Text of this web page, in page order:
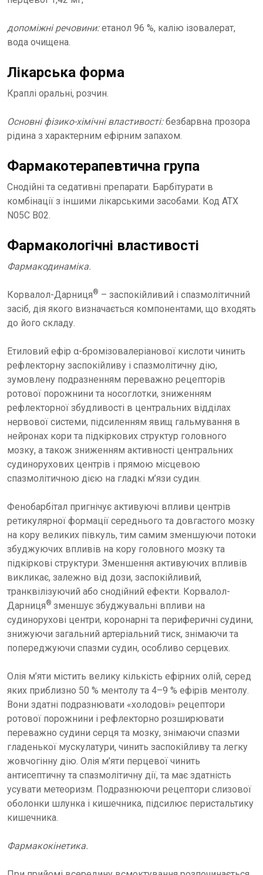
допоміжні речовини:етанол 96 %, калію ізовалерат,
вода очищена.
Лікарська форма
Краплі оральні, розчин.
Основні фізико-хімічні властивості:безбарвна прозора
рідина з характерним ефірним запахом.
Фармакотерапевтична група
Снодійні та седативні препарати. Барбітурати в
комбінації з іншими лікарськими засобами. Код АТХ
N05C В02.
Фармакологічні властивості
Фармакодинаміка.
Корвалол-Дарниця® – заспокійливий і спазмолітичний
засіб, дія якого визначається компонентами, що входять
до його складу.
Етиловий ефір α-бромізовалеріанової кислоти чинить
рефлекторну заспокійливу і спазмолітичну дію,
зумовлену подразненням переважно рецепторів
ротової порожнини та носоглотки, зниженням
рефлекторної збудливості в центральних відділах
нервової системи, підсиленням явищ гальмування в
нейронах кори та підкіркових структур головного
мозку, а також зниженням активності центральних
судинорухових центрів і прямою місцевою
спазмолітичною дією на гладкі м’язи судин.
Фенобарбітал пригнічує активуючі впливи центрів
ретикулярної формації середнього та довгастого мозку
на кору великих півкуль, тим самим зменшуючи потоки
збуджуючих впливів на кору головного мозку та
підкіркові структури. Зменшення активуючих впливів
викликає, залежно від дози, заспокійливий,
транквілізуючий або снодійний ефекти. Корвалол-
Дарниця® зменшує збуджувальні впливи на
судинорухові центри, коронарні та периферичні судини,
знижуючи загальний артеріальний тиск, знімаючи та
попереджуючи спазми судин, особливо серцевих.
Олія м’яти містить велику кількість ефірних олій, серед
яких приблизно 50 % ментолу та 4–9 % ефірів ментолу.
Вони здатні подразнювати «холодові» рецептори
ротової порожнини і рефлекторно розширювати
переважно судини серця та мозку, знімаючи спазми
гладенької мускулатури, чинить заспокійливу та легку
жовчогінну дію. Олія м’яти перцевої чинить
антисептичну та спазмолітичну дії, та має здатність
усувати метеоризм. Подразнюючи рецептори слизової
оболонки шлунка і кишечника, підсилює перистальтику
кишечника.
Фармакокінетика.